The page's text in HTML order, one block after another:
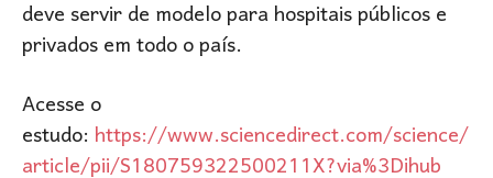
deve servir de modelo para hospitais públicos e
privados em todo o país.
Acesse o
estudo:https://www.sciencedirect.com/science/
article/pii/S180759322500211X?via%3Dihub